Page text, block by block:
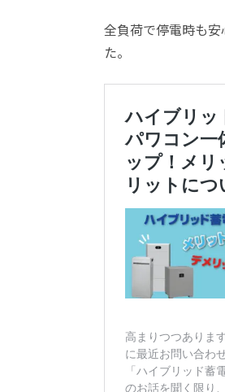
全負荷で停電時も
た。